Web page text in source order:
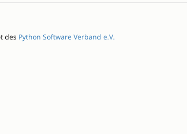
des Python Software Verband e.V.